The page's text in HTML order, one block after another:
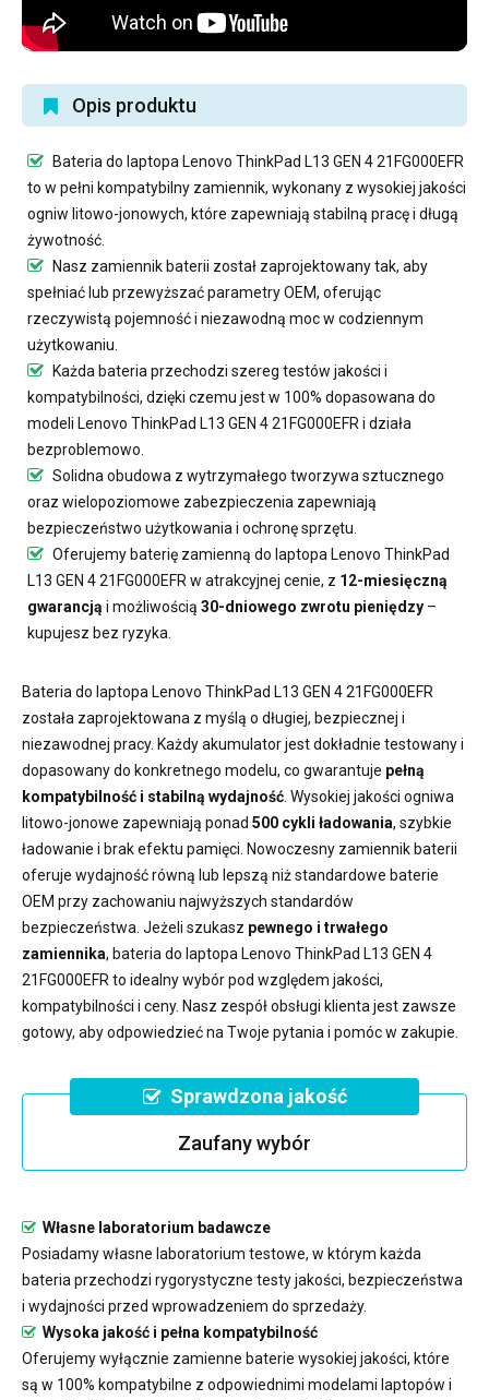
Opis produktu
Bateria do laptopa Lenovo ThinkPad L13 GEN 4 21FG000EFR
to w pełni kompatybilny zamiennik, wykonany z wysokiej jakości
ogniw litowo-jonowych, które zapewniają stabilną pracę i długą
żywotność.
Nasz zamiennik baterii został zaprojektowany tak, aby
spełniać lub przewyższać parametry OEM, oferując
rzeczywistą pojemność i niezawodną moc w codziennym
użytkowaniu.
Każda bateria przechodzi szereg testów jakości i
kompatybilności, dzięki czemu jest w 100% dopasowana do
modeli Lenovo ThinkPad L13 GEN 4 21FG000EFR i działa
bezproblemowo.
Solidna obudowa z wytrzymałego tworzywa sztucznego
oraz wielopoziomowe zabezpieczenia zapewniają
bezpieczeństwo użytkowania i ochronę sprzętu.
Oferujemybaterię zamienną do laptopa Lenovo ThinkPad
L13 GEN 4 21FG000EFR w atrakcyjnej cenie, z 12-miesięczną
gwarancją i możliwością 30-dniowego zwrotu pieniędzy –
kupujesz bez ryzyka.
Bateria do laptopa Lenovo ThinkPad L13 GEN 4 21FG000EFR
została zaprojektowana z myślą o długiej, bezpiecznej i
niezawodnej pracy. Każdy akumulator jest dokładnie testowany i
dopasowany do konkretnego modelu, co gwarantuje pełną
kompatybilność i stabilną wydajność . Wysokiej jakości ogniwa
litowo-jonowe zapewniają ponad 500 cykli ładowania, szybkie
ładowanie i brak efektu pamięci. Nowoczesny zamiennik baterii
oferuje wydajność równą lub lepszą niż standardowe baterie
OEM przy zachowaniu najwyższych standardów
bezpieczeństwa. Jeżeli szukasz pewnego i trwałego
zamiennika, bateria do laptopa Lenovo ThinkPad L13 GEN 4
21FG000EFR to idealny wybór pod względem jakości,
kompatybilności i ceny. Nasz zespół obsługi klienta jest zawsze
gotowy, aby odpowiedzieć na Twoje pytania i pomóc w zakupie.
Sprawdzona jakość
Zaufany wybór
Własne laboratorium badawcze
Posiadamy własne laboratorium testowe, w którym każda
bateria przechodzi rygorystyczne testy jakości, bezpieczeństwa
i wydajności przed wprowadzeniem do sprzedaży.
Wysoka jakość i pełna kompatybilność
Oferujemy wyłącznie zamienne baterie wysokiej jakości, które
są w 100% kompatybilne z odpowiednimi modelami laptopów i